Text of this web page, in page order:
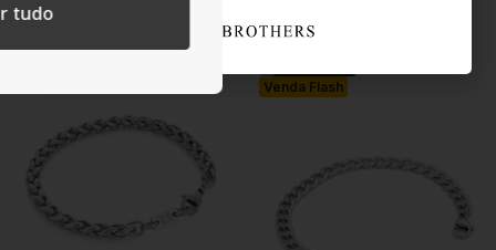
24.99€ 18.74
Venda Flash
tudo